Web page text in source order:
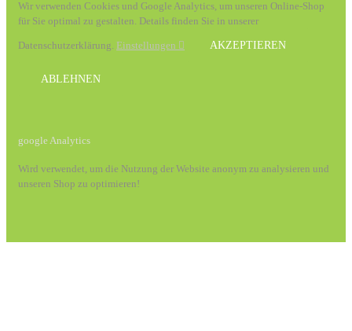
Wir verwenden Cookies und Google Analytics, um unseren Online-Shop
für Sie optimal zu gestalten. Details finden Sie in unserer
Datenschutzerklärung. Einstellungen AKZEPTIEREN
ABLEHNEN
google Analytics
Wird verwendet, um die Nutzung der Website anonym zu analysieren und
unseren Shop zu optimieren!